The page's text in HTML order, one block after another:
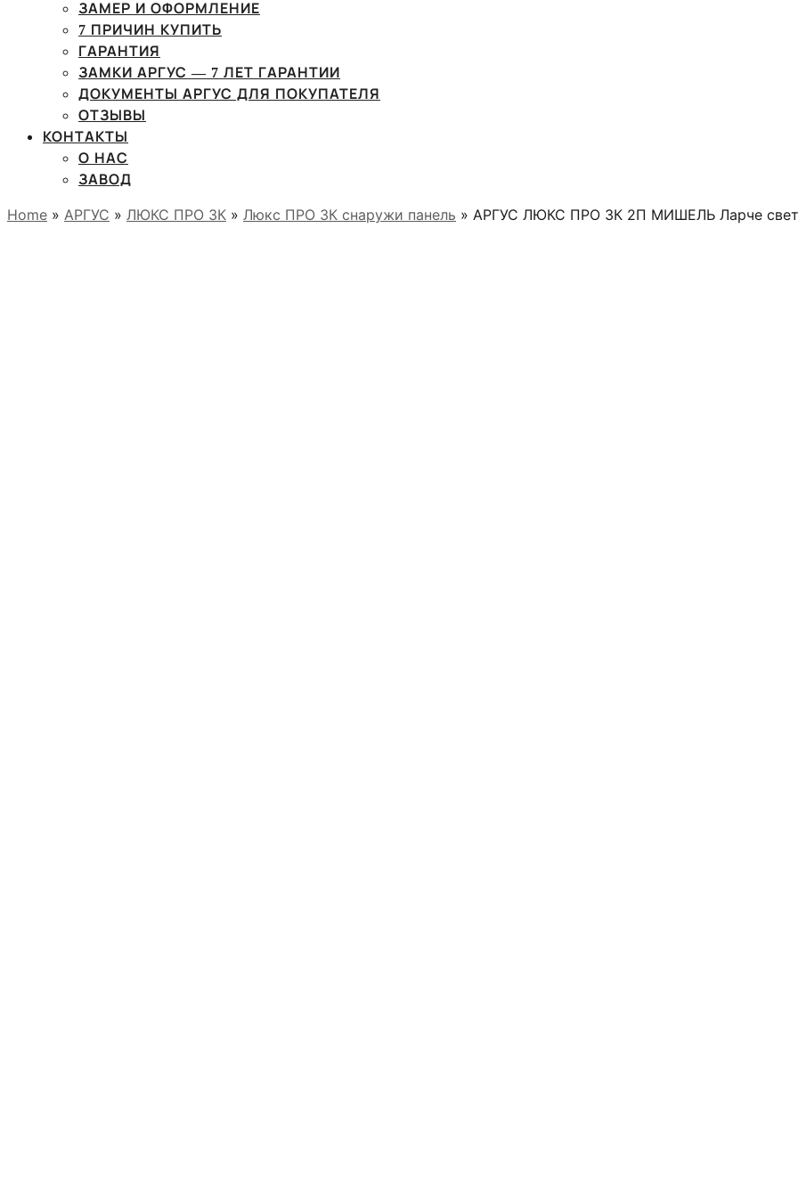
ЗАМЕР И ОФОРМЛЕНИЕ
7 ПРИЧИН КУПИТЬ
ГАРАНТИЯ
ЗАМКИ АРГУС — 7 ЛЕТ ГАРАНТИИ
ДОКУМЕНТЫ АРГУС ДЛЯ ПОКУПАТЕЛЯ
ОТЗЫВЫ
КОНТАКТЫ
О НАС
ЗАВОД
Home » АРГУС » ЛЮКС ПРО 3К » Люкс ПРО 3К снаружи панель » АРГУС ЛЮКС ПРО 3К 2П МИШЕЛЬ Ларче